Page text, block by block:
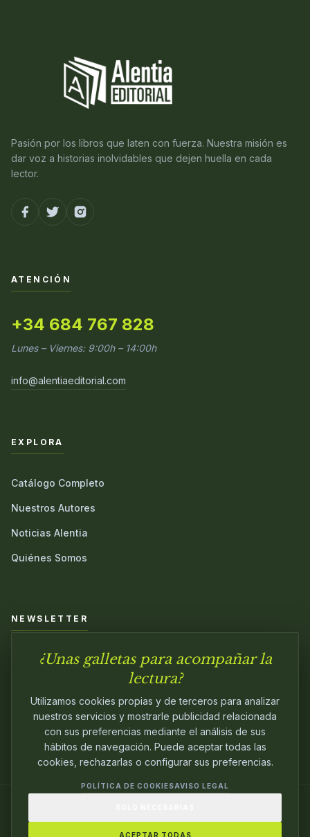
Pasión por los libros que laten con fuerza. Nuestra misión es
dar voz a historias inolvidables que dejen huella en cada
lector.
ATENCIÓN
+34 684 767 828
Lunes – Viernes: 9:00h – 14:00h
info@alentiaeditorial.com
EXPLORA
Catálogo Completo
Nuestros Autores
Noticias Alentia
Quiénes Somos
NEWSLETTER
Únete a nuestra comunidad y sé el primero en conocer las
PASIÓN.
¿Unas galletas para acompañar la
lectura?
Utilizamos cookies propias y de terceros para analizar
nuestros servicios y mostrarle publicidad relacionada
con sus preferencias mediante el análisis de sus
hábitos de navegación. Puede aceptar todas las
cookies, rechazarlas o configurar sus preferencias.
POLÍTICA DE COOKIESAVISO LEGAL
ACEPTAR TODAS